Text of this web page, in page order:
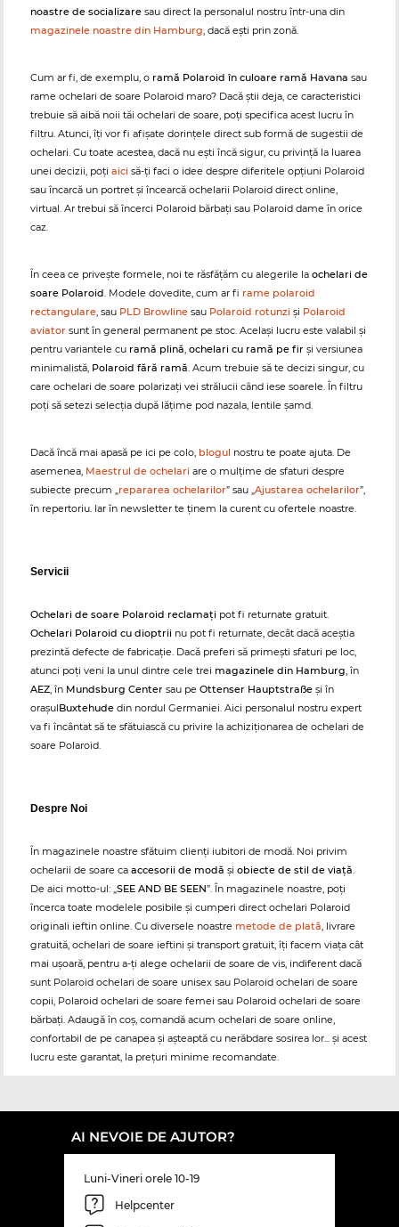
noastre de socializare sau direct la personalul nostru într-una din
magazinele noastre din Hamburg, dacă ești prin zonă.
Cum ar fi, de exemplu, o ramă Polaroid în culoare ramă Havana sau
rame ochelari de soare Polaroid maro? Dacă știi deja, ce caracteristici
trebuie să aibă noii tăi ochelari de soare, poți specifica acest lucru în
filtru. Atunci, îți vor fi afișate dorințele direct sub formă de sugestii de
ochelari. Cu toate acestea, dacă nu ești încă sigur, cu privință la luarea
unei decizii, poți aici să-ți faci o idee despre diferitele opțiuni Polaroid
sau încarcă un portret și încearcă ochelarii Polaroid direct online,
virtual. Ar trebui să încerci Polaroid bărbați sau Polaroid dame în orice
caz.
În ceea ce privește formele, noi te răsfățăm cu alegerile la ochelari de
soare Polaroid. Modele dovedite, cum ar fi rame polaroid
rectangulare, sau PLD Browline sau Polaroid rotunzi și Polaroid
aviator sunt în general permanent pe stoc. Același lucru este valabil și
pentru variantele cu ramă plină, ochelari cu ramă pe fir și versiunea
minimalistă, Polaroid fără ramă. Acum trebuie să te decizi singur, cu
care ochelari de soare polarizați vei strălucii când iese soarele. În filtru
poți să setezi selecția după lățime pod nazala, lentile șamd.
Dacă încă mai apasă pe ici pe colo, blogul nostru te poate ajuta. De
asemenea, Maestrul de ochelari are o mulțime de sfaturi despre
subiecte precum „repararea ochelarilor” sau „Ajustarea ochelarilor”,
în repertoriu. Iar în newsletter te ținem la curent cu ofertele noastre.
Servicii
Ochelari de soare Polaroid reclamați pot fi returnate gratuit.
Ochelari Polaroid cu dioptrii nu pot fi returnate, decât dacă aceștia
prezintă defecte de fabricație. Dacă preferi să primești sfaturi pe loc,
atunci poți veni la unul dintre cele trei magazinele din Hamburg, în
AEZ, în Mundsburg Center sau pe Ottenser Hauptstraße și în
orașulBuxtehude din nordul Germaniei. Aici personalul nostru expert
va fi încântat să te sfătuiască cu privire la achiziționarea de ochelari de
soare Polaroid.
Despre Noi
În magazinele noastre sfătuim clienți iubitori de modă. Noi privim
ochelarii de soare ca accesorii de modă și obiecte de stil de viață.
De aici motto-ul: „SEE AND BE SEEN”. În magazinele noastre, poți
încerca toate modelele posibile și cumperi direct ochelari Polaroid
originali ieftin online. Cu diversele noastre metode de plată, livrare
gratuită, ochelari de soare ieftini și transport gratuit, îți facem viața cât
mai ușoară, pentru a-ți alege ochelarii de soare de vis, indiferent dacă
sunt Polaroid ochelari de soare unisex sau Polaroid ochelari de soare
copii, Polaroid ochelari de soare femei sau Polaroid ochelari de soare
bărbați. Adaugă în coș, comandă acum ochelari de soare online,
confortabil de pe canapea și așteaptă cu nerăbdare sosirea lor... și acest
lucru este garantat, la prețuri minime recomandate.
AI NEVOIE DE AJUTOR?
Luni-Vineri orele 10-19
Helpcenter